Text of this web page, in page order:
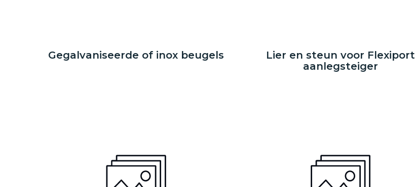
Gegalvaniseerde of inox beugels
Lier en steun voor Flexiport
aanlegsteiger